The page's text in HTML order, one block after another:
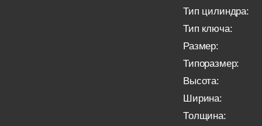
Тип цилиндра:
Тип ключа:
Размер:
Типоразмер:
Высота:
Ширина:
Толщина: